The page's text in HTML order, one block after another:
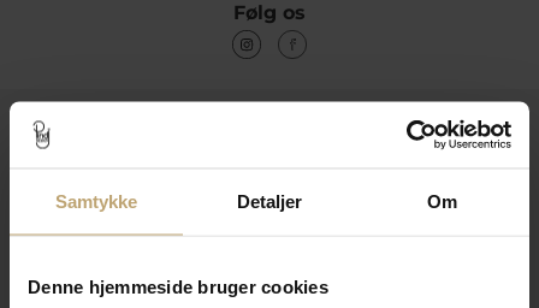
Samtykke Detaljer Om
Denne hjemmeside bruger cookies
Følg os
Kontakt